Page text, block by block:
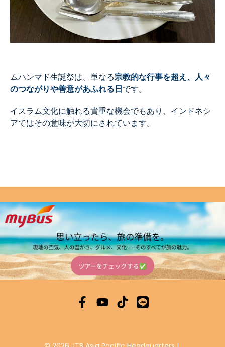
ムハンマド生誕祭は、単なる宗教的な行事を超え、人々
のつながりや善意があふれる日です。
イスラム文化に触れる貴重な機会でもあり、インドネシ
アではその意味が大切にされています。